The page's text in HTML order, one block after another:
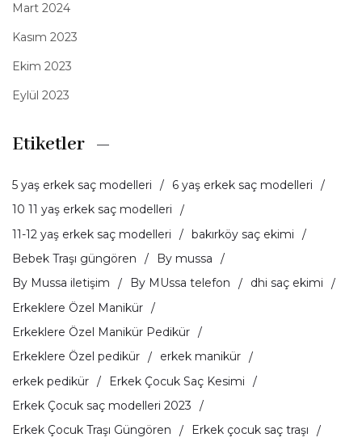
Mart 2024
Kasım 2023
Ekim 2023
Eylül 2023
Etiketler
5 yaş erkek saç modelleri
6 yaş erkek saç modelleri
10 11 yaş erkek saç modelleri
11-12 yaş erkek saç modelleri
bakırköy saç ekimi
Bebek Traşı güngören
By mussa
By Mussa iletişim
By MUssa telefon
dhi saç ekimi
Erkeklere Özel Manikür
Erkeklere Özel Manikür Pedikür
Erkeklere Özel pedikür
erkek manikür
erkek pedikür
Erkek Çocuk Saç Kesimi
Erkek Çocuk saç modelleri 2023
Erkek Çocuk Traşı Güngören
Erkek çocuk saç traşı